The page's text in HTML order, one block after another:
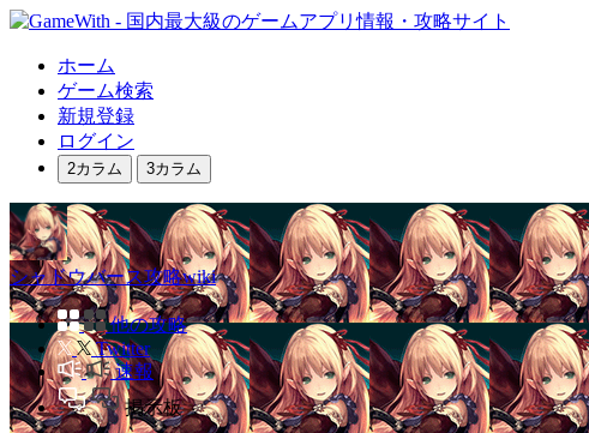
ホーム
ゲーム検索
新規登録
ログイン
2カラム 3カラム
シャドウバース攻略wiki
他の攻略
Twitter
速報
掲示板